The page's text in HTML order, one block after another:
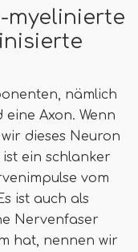
myelinierte
nämlich
Axon. Wenn
dieses Neuron
ein schlanker
vom
ist auch als
Nervenfaser
hat, nennen wir